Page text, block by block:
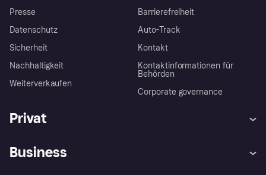
Presse
Datenschutz
Sicherheit
Nachhaltigkeit
Weiterverkaufen
Barrierefreiheit
Auto-Track
Kontakt
Kontaktinformationen für
Behörden
Corporate governance
Privat
Business